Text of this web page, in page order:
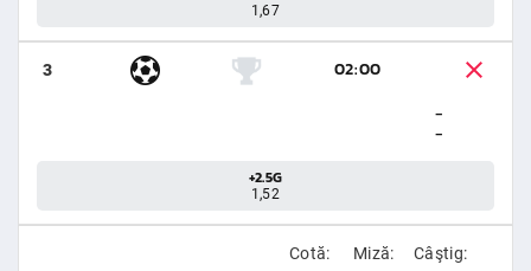
1,67
3
02:00
-
-
+2.5G
1,52
Cotă:
Miză:
Câştig: